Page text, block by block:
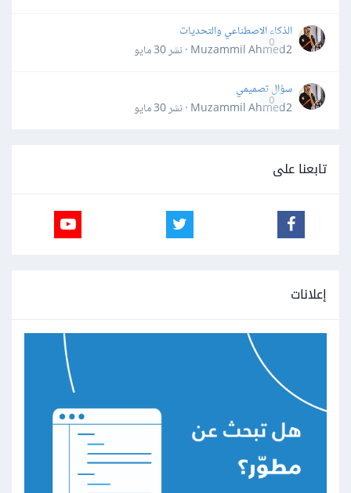
0
الذكاء الاصطناعي والتحديات
Muzammil Ahmed2 · نشر
30 مايو
0
سؤال تصميمي
Muzammil Ahmed2 · نشر
30 مايو
تابعنا على
إعلانات